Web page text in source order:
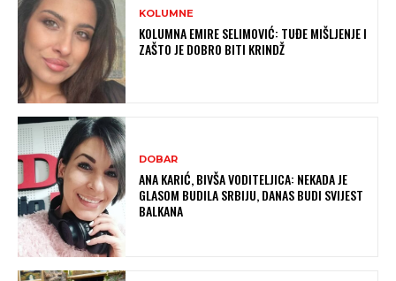
KOLUMNE
KOLUMNA EMIRE SELIMOVIĆ: TUĐE MIŠLJENJE I
ZAŠTO JE DOBRO BITI KRINDŽ
DOBAR
ANA KARIĆ, BIVŠA VODITELJICA: NEKADA JE
GLASOM BUDILA SRBIJU, DANAS BUDI SVIJEST
BALKANA